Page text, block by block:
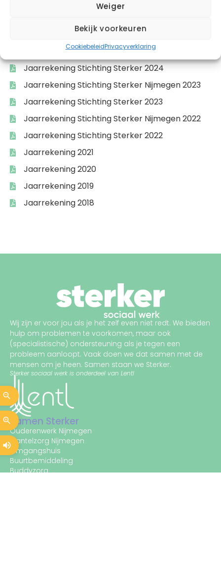
Weiger
Bekijk voorkeuren
CookiebeleidPrivacyverklaring
JAARREKENINGEN
STERKER
jaarrekening Stichting Sterker Nijmegen 2024
Jaarrekening Stichting Sterker 2024
Jaarrekening Stichting Sterker Nijmegen 2023
Jaarrekening Stichting Sterker 2023
Jaarrekening Stichting Sterker Nijmegen 2022
Jaarrekening Stichting Sterker 2022
Jaarrekening 2021
Jaarrekening 2020
Jaarrekening 2019
Jaarrekening 2018
Wij zijn er voor jou als je het zelf even niet redt. We bieden
hulp om problemen te voorkomen, maar ook
(specialistische) ondersteuning als je tegen een
probleem aanloopt. Vaak doen we dat samen met de
mensen om je heen. Samen staan we Sterker.
Sterker sociaal werk is onderdeel van Lentl
Samen Sterker
Ouderenwerk Nijmegen
Mantelzorg Nijmegen
Omgangshuis
Buurtbemiddeling
Buddyzorg